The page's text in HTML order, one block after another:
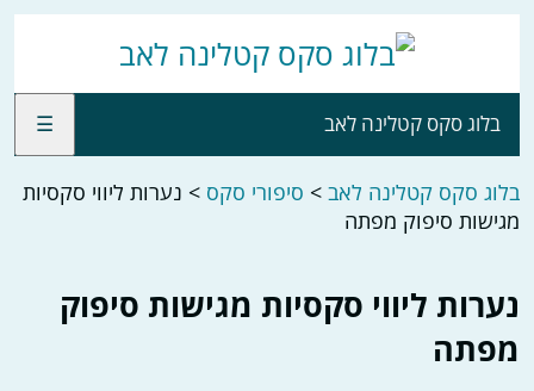
בלוג סקס קטלינה לאב ☰
בלוג סקס קטלינה לאב > סיפורי סקס > נערות ליווי סקסיות
מגישות סיפוק מפתה
נערות ליווי סקסיות מגישות סיפוק
מפתה